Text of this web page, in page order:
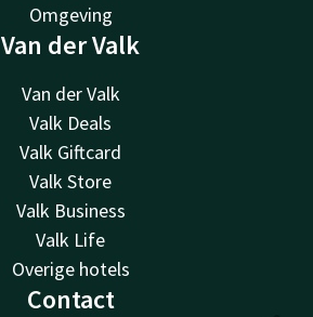
Omgeving
Van der Valk
Van der Valk
Valk Deals
Valk Giftcard
Valk Store
Valk Business
Valk Life
Overige hotels
Contact